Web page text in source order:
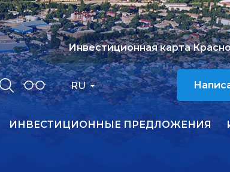
RU
Инвестиционная карта
ИНВЕСТИЦИОННЫЕ ПРЕДЛОЖЕНИЯ